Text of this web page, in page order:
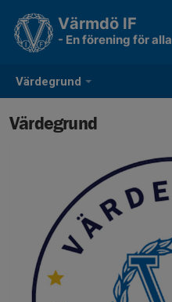
Värdegrund
Värmdö IF
- En förening för alla
Värdegrund